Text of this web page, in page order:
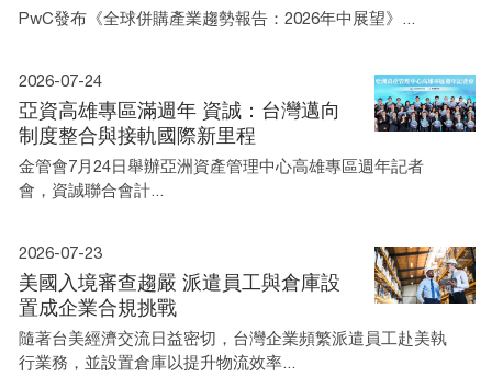
PwC發布《全球併購產業趨勢報告：2026年中展望》...
2026-07-24
亞資高雄專區滿週年 資誠：台灣邁向
制度整合與接軌國際新里程
金管會7月24日舉辦亞洲資產管理中心高雄專區週年記者
會，資誠聯合會計...
2026-07-23
美國入境審查趨嚴 派遣員工與倉庫設
置成企業合規挑戰
隨著台美經濟交流日益密切，台灣企業頻繁派遣員工赴美執
行業務，並設置倉庫以提升物流效率...